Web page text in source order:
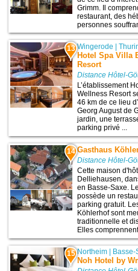
Grimm. Il
restaurant, des
personnes
13 Wingerode |
Hotel Spa Villa
Resort
Distance Hôtel-
L’établissement
Wellness Resort
46 km de ce lieu
Georg August de
jardin, une
parking privé ...
14 Gasthaus
Distance Hôtel-
Cette maison
Delliehausen,
en Basse-Saxe.
possède un
parking gratuit.
Köhlerhof sont
traditionnelle et
Elles
15 Northeim Basse-
Noh Hotel by